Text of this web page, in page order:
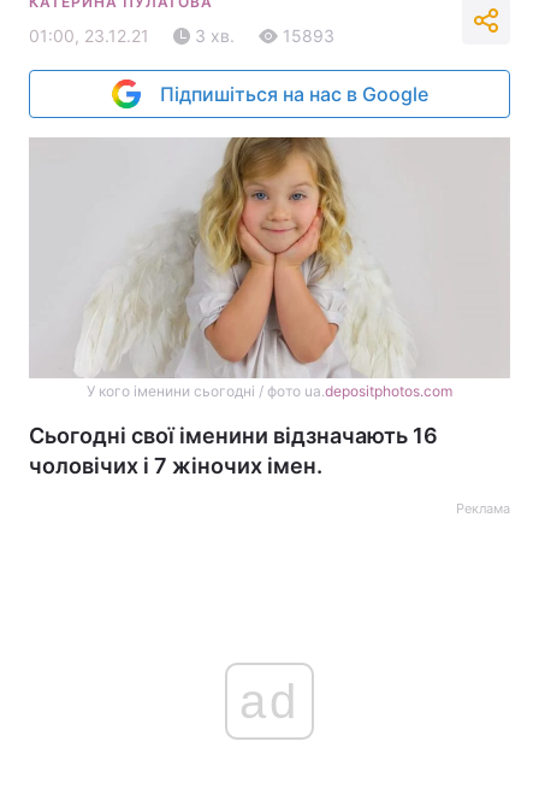
01:00, 23.12.21 3 хв. 15893
Підпишіться на нас в Google
У кого іменини сьогодні / фото ua.depositphotos.com
Сьогодні свої іменини відзначають 16
чоловічих і 7 жіночих імен.
Реклама
ad